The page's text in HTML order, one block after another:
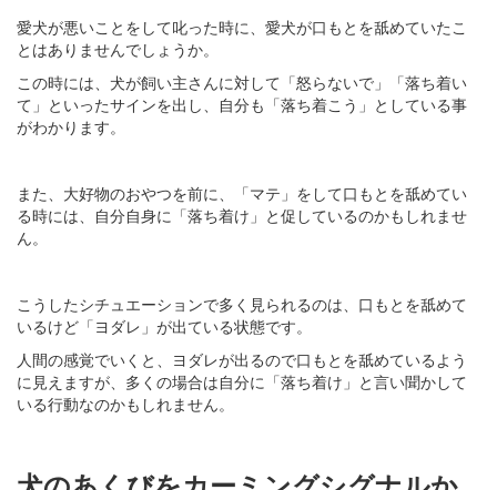
愛犬が悪いことをして叱った時に、愛犬が口もとを舐めていたこ
とはありませんでしょうか。
この時には、犬が飼い主さんに対して「怒らないで」「落ち着い
て」といったサインを出し、自分も「落ち着こう」としている事
がわかります。
また、大好物のおやつを前に、「マテ」をして口もとを舐めてい
る時には、自分自身に「落ち着け」と促しているのかもしれませ
ん。
こうしたシチュエーションで多く見られるのは、口もとを舐めて
いるけど「ヨダレ」が出ている状態です。
人間の感覚でいくと、ヨダレが出るので口もとを舐めているよう
に見えますが、多くの場合は自分に「落ち着け」と言い聞かして
いる行動なのかもしれません。